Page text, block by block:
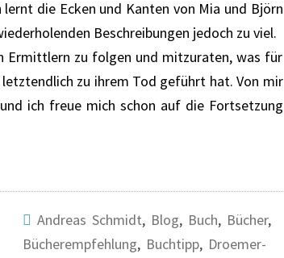
die Ecken und Kanten von Mia und Björn
Beschreibungen jedoch zu viel.
Ermittlern zu folgen und mitzuraten, was für
zu ihrem Tod geführt hat. Von mir
ich freue mich schon auf die Fortsetzung
Andreas Schmidt, Blog, Buch, Bücher,
Bücherempfehlung, Buchtipp, Droemer-